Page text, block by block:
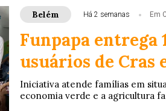
Belém Há 2 semanas Em
Funpapa entrega
usuários de Cras
Iniciativa atende famílias em
economia verde e a agricultura